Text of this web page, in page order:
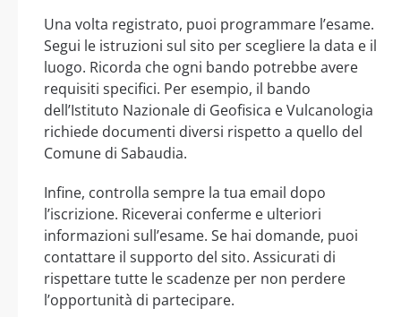
Una volta registrato, puoi programmare l’esame.
Segui le istruzioni sul sito per scegliere la data e il
luogo. Ricorda che ogni bando potrebbe avere
requisiti specifici. Per esempio, il bando
dell’Istituto Nazionale di Geofisica e Vulcanologia
richiede documenti diversi rispetto a quello del
Comune di Sabaudia.
Infine, controlla sempre la tua email dopo
l’iscrizione. Riceverai conferme e ulteriori
informazioni sull’esame. Se hai domande, puoi
contattare il supporto del sito. Assicurati di
rispettare tutte le scadenze per non perdere
l’opportunità di partecipare.